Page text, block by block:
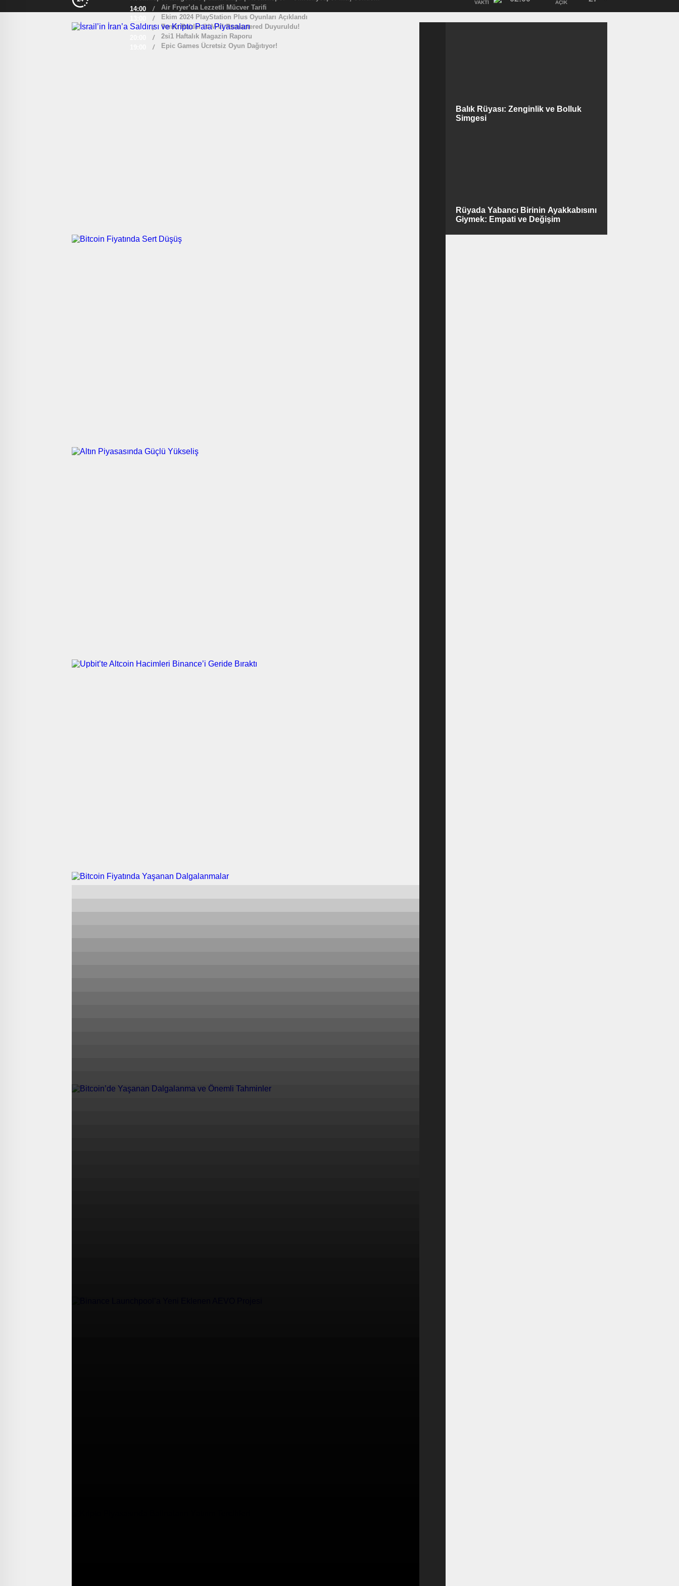
14:00
/
Air Fryer’da Lezzetli Mücver Tarifi
/
Ekim 2024 PlayStation Plus Oyunları Açıklandı
12:00
/
Tomb Raider IV-V-VI Remastered Duyuruldu!
/
2si1 Haftalık Magazin Raporu
/ Epic Games Ücretsiz Oyun Dağıtıyor!
VAKTI
AÇIK
Balık Rüyası: Zenginlik ve Bolluk
Simgesi
Rüyada Yabancı Birinin Ayakkabısını
Giymek: Empati ve Değişim